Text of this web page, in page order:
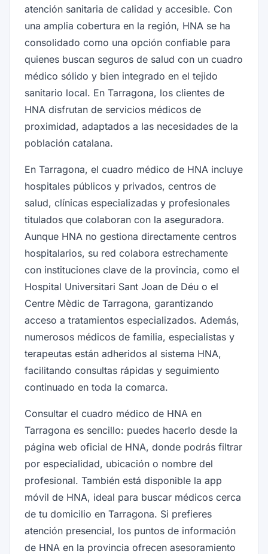
atención sanitaria de calidad y accesible. Con
una amplia cobertura en la región, HNA se ha
consolidado como una opción confiable para
quienes buscan seguros de salud con un cuadro
médico sólido y bien integrado en el tejido
sanitario local. En Tarragona, los clientes de
HNA disfrutan de servicios médicos de
proximidad, adaptados a las necesidades de la
población catalana.
En Tarragona, el cuadro médico de HNA incluye
hospitales públicos y privados, centros de
salud, clínicas especializadas y profesionales
titulados que colaboran con la aseguradora.
Aunque HNA no gestiona directamente centros
hospitalarios, su red colabora estrechamente
con instituciones clave de la provincia, como el
Hospital Universitari Sant Joan de Déu o el
Centre Mèdic de Tarragona, garantizando
acceso a tratamientos especializados. Además,
numerosos médicos de familia, especialistas y
terapeutas están adheridos al sistema HNA,
facilitando consultas rápidas y seguimiento
continuado en toda la comarca.
Consultar el cuadro médico de HNA en
Tarragona es sencillo: puedes hacerlo desde la
página web oficial de HNA, donde podrás filtrar
por especialidad, ubicación o nombre del
profesional. También está disponible la app
móvil de HNA, ideal para buscar médicos cerca
de tu domicilio en Tarragona. Si prefieres
atención presencial, los puntos de información
de HNA en la provincia ofrecen asesoramiento